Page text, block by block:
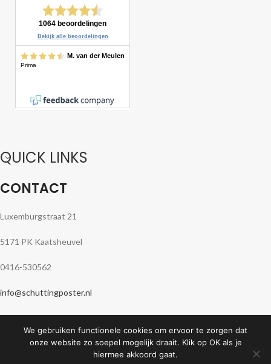
QUICK LINKS
CONTACT
Luxemburgstraat 21
5171 PK Kaatsheuvel
0416-530562
info@schuttingposter.nl
Openingstijden: maandag t/m vrijdag 09.00-17.00 uur
We gebruiken functionele cookies om ervoor te zorgen dat
onze website zo soepel mogelijk draait. Klik op OK als je
hiermee akkoord gaat.